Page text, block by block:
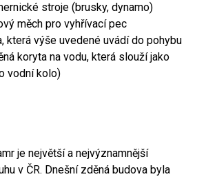
stroje (brusky, dynamo)
měch pro vyhřívací pec
která výše uvedené uvádí do pohybu
koryta na vodu, která slouží jako
vodní kolo)
je největší a nejvýznamnější
v ČR. Dnešní zděná budova byla